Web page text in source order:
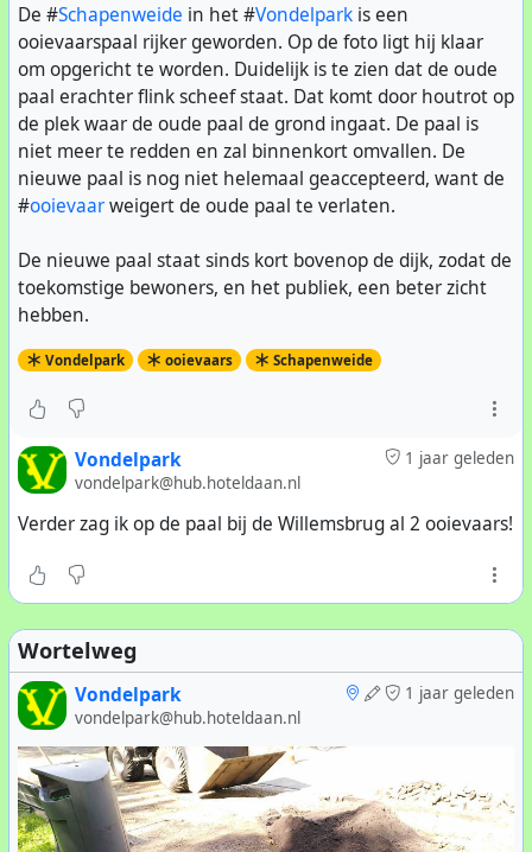
De #Schapenweide in het #Vondelpark is een
ooievaarspaal rijker geworden. Op de foto ligt hij klaar
om opgericht te worden. Duidelijk is te zien dat de oude
paal erachter flink scheef staat. Dat komt door houtrot op
de plek waar de oude paal de grond ingaat. De paal is
niet meer te redden en zal binnenkort omvallen. De
nieuwe paal is nog niet helemaal geaccepteerd, want de
#ooievaarweigert de oude paal te verlaten.
De nieuwe paal staat sinds kort bovenop de dijk, zodat de
toekomstige bewoners, en het publiek, een beter zicht
hebben.
Vondelpark ooievaars Schapenweide
1 jaar geleden
Vondelpark
vondelpark@hub.hoteldaan.nl
Verder zag ik op de paal bij de Willemsbrug al 2 ooievaars!
Wortelweg
1 jaar geleden
Vondelpark
vondelpark@hub.hoteldaan.nl